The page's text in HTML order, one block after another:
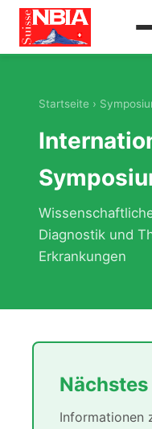
Startseite ›
Diagnostik und
Erkrankungen
Informationen